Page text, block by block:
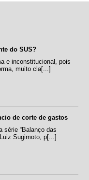
do SUS?
e inconstitucional, pois
muito cla[...]
de corte de gastos
série “Balanço das
Sugimoto, p[...]